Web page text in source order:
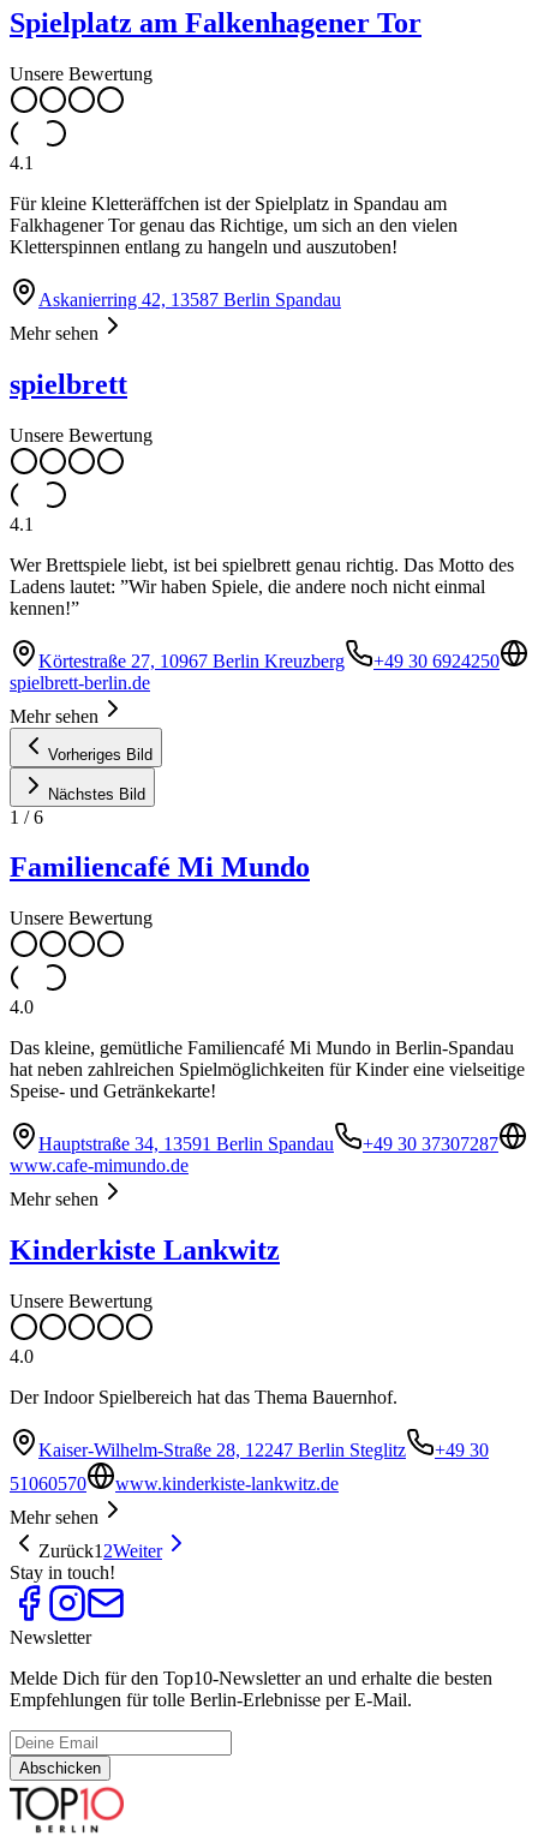
Spielplatz am Falkenhagener Tor
Unsere Bewertung
4.1
Für kleine Kletteräffchen ist der Spielplatz in Spandau am
Falkhagener Tor genau das Richtige, um sich an den vielen
Kletterspinnen entlang zu hangeln und auszutoben!
Askanierring 42, 13587 Berlin Spandau
Mehr sehen
spielbrett
Unsere Bewertung
4.1
Wer Brettspiele liebt, ist bei spielbrett genau richtig. Das Motto des
Ladens lautet: ”Wir haben Spiele, die andere noch nicht einmal
kennen!”
Körtestraße 27, 10967 Berlin Kreuzberg
+49 30 6924250
spielbrett-berlin.de
Mehr sehen
Vorheriges Bild
Nächstes Bild
1 /6
Familiencafé Mi Mundo
Unsere Bewertung
4.0
Das kleine, gemütliche Familiencafé Mi Mundo in Berlin-Spandau
hat neben zahlreichen Spielmöglichkeiten für Kinder eine vielseitige
Speise- und Getränkekarte!
Hauptstraße 34, 13591 Berlin Spandau
+49 30 37307287
www.cafe-mimundo.de
Mehr sehen
Kinderkiste Lankwitz
Unsere Bewertung
4.0
Der Indoor Spielbereich hat das Thema Bauernhof.
Kaiser-Wilhelm-Straße 28, 12247 Berlin Steglitz
+49 30
51060570
www.kinderkiste-lankwitz.de
Mehr sehen
Zurück1 2Weiter
Stay in touch!
Newsletter
Melde Dich für den Top10-Newsletter an und erhalte die besten
Empfehlungen für tolle Berlin-Erlebnisse per E-Mail.
Abschicken